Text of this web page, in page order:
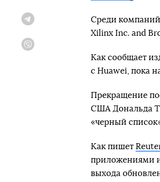
Среди
Xilinx Inc. and
Как сообщает
с Huawei, пока
Прекращение
США Дональда
«черный
Как пишет
приложениями и
выхода